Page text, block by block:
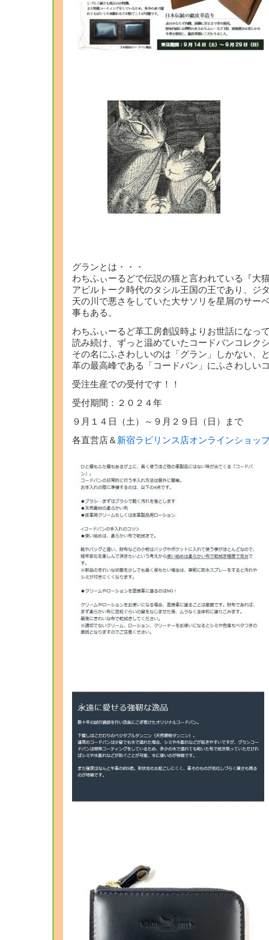
グランとは・・・
わちふぃーるどで伝説の猫と言われている『大
アビルトーク時代のタシル王国の王であり、ジ
天の川で悪さをしていた大サソリを星屑のサー
事もある。
わちふぃーるど革工房創設時よりお世話になっ
読み続け、ずっと温めていたコードバンコレク
その名にふさわしいのは「グラン」しかない、
革の最高峰である「コードバン」にふさわしい
受注生産での受付です！！
受付期間：２０２４年
９月１４日（土）～９月２９日（日）まで
各直営店＆ 新宿ラビリンス店オンラインショッ